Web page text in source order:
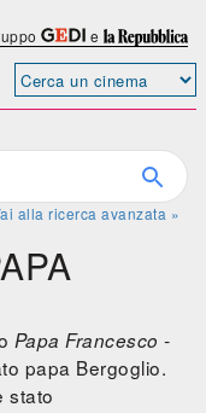
e
alla ricerca avanzata »
Papa Francesco -
papa Bergoglio.
stato